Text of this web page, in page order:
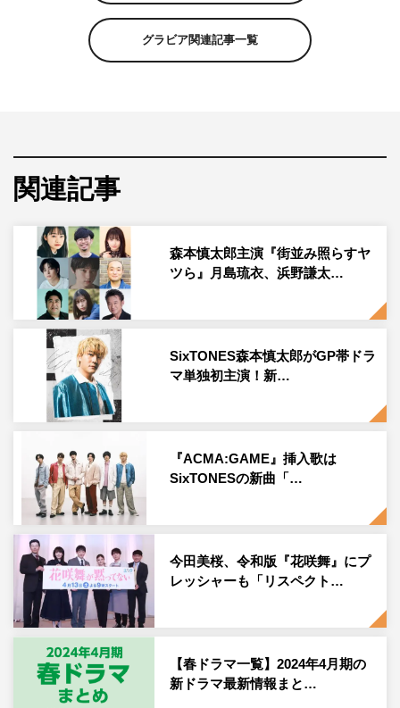
にクランクインした。
さびれたシャッター商店街で経営ギリギリのケーキ店を営
ューマンエンターテインメント。
このたび、森本、月島、浜野、曽田、萩原がリサイクルシ
森本慎太郎 コメント
32歳のケーキ屋の店主、竹野正義を演じます。
自分自身の軸をしっかりと持ちつつ、人に対して思いやり
を持った、とても優しい役柄です。ストーリーの展開に関
しては、まだお伝えできないことばかりですが、さびれた
商店街を守るために、正義は道を踏み外してしまいます。
ュニティの中で、人と人のつながりや大切なものは何かを
演じていければと思います。僕自身もお話の続きがとても
気になっています。早く続きの台本を読みたいです。
クランクインする前に、ケーキを作る練習をしたのです
が、とても難しくてびっくりしています。生クリームのな
めらかさ、イチゴの配置など作業がとても繊細で…。
ドラマの中で、かなり斬新で令和っぽいケーキを作るの
で、職人として、こだわりのつまったオリジナルなケーキ
も、楽しみにしていてもらえるとうれしいです。
番組情報
グラビア関連記事一覧
関連記事
森本慎太郎主演『街並み照らすヤ
ツら』月島琉衣、浜野謙太…
SixTONES森本慎太郎がGP帯ドラ
マ単独初主演！新…
『ACMA:GAME』挿入歌は
SixTONESの新曲「…
今田美桜、令和版『花咲舞』にプ
レッシャーも「リスペクト…
【春ドラマ一覧】2024年4月期の
新ドラマ最新情報まと…